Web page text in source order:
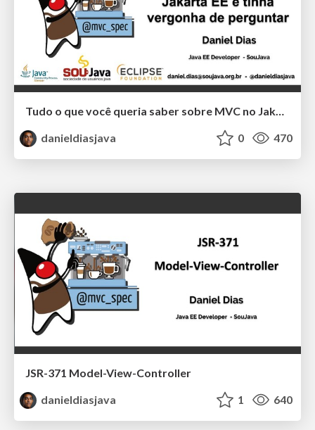
danieldiasjava
0 470
JSR-371 Model-View-Controller
danieldiasjava
1 640